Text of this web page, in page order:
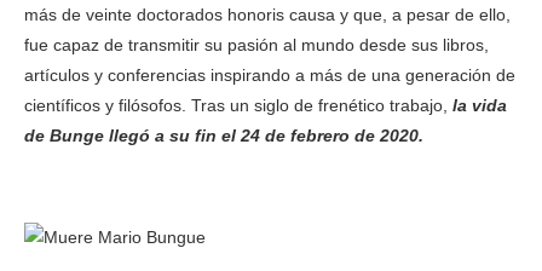
más de veinte doctorados honoris causa y que, a pesar de ello,
fue capaz de transmitir su pasión al mundo desde sus libros,
artículos y conferencias inspirando a más de una generación de
científicos y filósofos. Tras un siglo de frenético trabajo, la vida
de Bunge llegó a su fin el 24 de febrero de 2020.